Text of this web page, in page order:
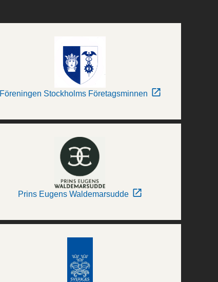
Föreningen Stockholms Företagsminnen
Prins Eugens Waldemarsudde